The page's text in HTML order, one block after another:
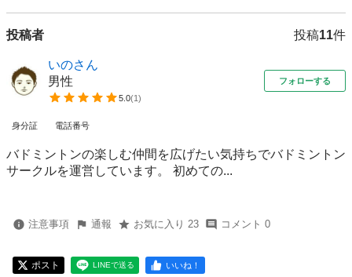
投稿者 投稿11件
いのさん
男性
5.0(1)
フォローする
身分証 電話番号
バドミントンの楽しむ仲間を広げたい気持ちでバドミントン
サークルを運営しています。 初めての...
注意事項 通報 お気に入り 23 コメント 0
ポスト LINEで送る いいね！